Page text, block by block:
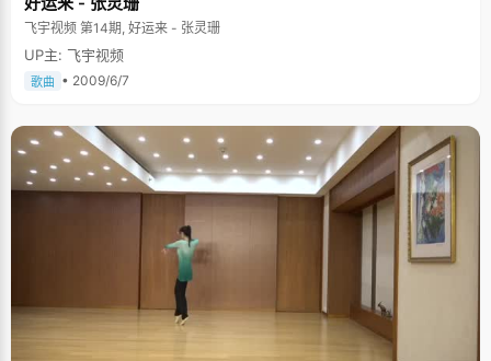
飞宇视频 第14期, 好运来 - 张灵珊
UP主: 飞宇视频
歌曲 • 2009/6/7